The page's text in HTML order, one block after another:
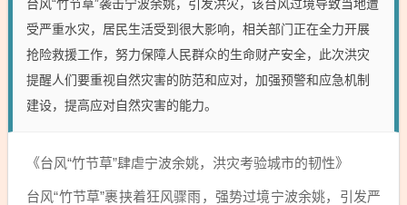
台风“竹节草”袭击宁波余姚，引发洪灾，该台风过境导致当地遭
受严重水灾，居民生活受到很大影响，相关部门正在全力开展
抢险救援工作，努力保障人民群众的生命财产安全，此次洪灾
提醒人们要重视自然灾害的防范和应对，加强预警和应急机制
建设，提高应对自然灾害的能力。
《台风“竹节草”肆虐宁波余姚，洪灾考验城市的韧性》
台风“竹节草”裹挟着狂风骤雨，强势过境宁波余姚，引发严